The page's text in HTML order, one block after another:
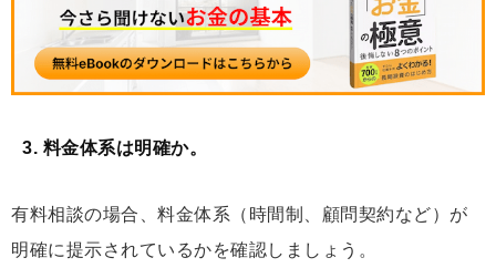
3. 料金体系は明確か。
有料相談の場合、料金体系（時間制、顧問契約など）が
明確に提示されているかを確認しましょう。